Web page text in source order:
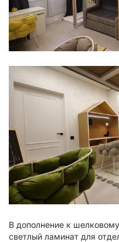
В дополнение к
светлый ламинат для